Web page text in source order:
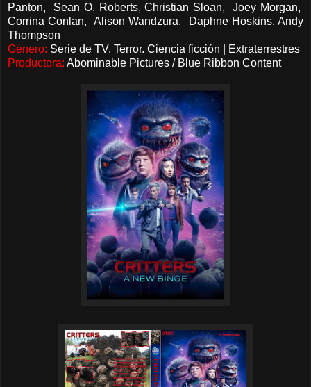
Panton, Sean O. Roberts, Christian Sloan, Joey Morgan,
Corrina Conlan, Alison Wandzura, Daphne Hoskins, Andy
Thompson
Género: Serie de TV. Terror. Ciencia ficción | Extraterrestres
Productora: Abominable Pictures / Blue Ribbon Content